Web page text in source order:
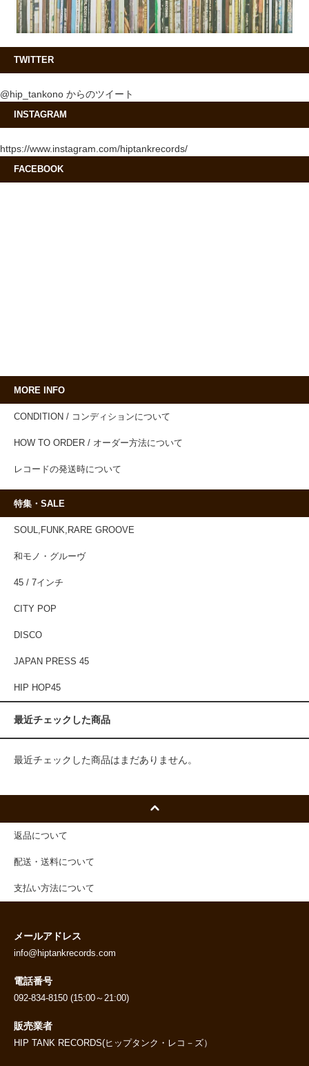
TWITTER
@hip_tankono からのツイート
INSTAGRAM
https://www.instagram.com/hiptankrecords/
FACEBOOK
MORE INFO
CONDITION / コンディションについて
HOW TO ORDER / オーダー方法について
レコードの発送時について
特集・SALE
SOUL,FUNK,RARE GROOVE
和モノ・グルーヴ
45 / 7インチ
CITY POP
DISCO
JAPAN PRESS 45
HIP HOP45
最近チェックした商品
最近チェックした商品はまだありません。
返品について
配送・送料について
支払い方法について
メールアドレス
info@hiptankrecords.com
電話番号
092-834-8150 (15:00～21:00)
販売業者
HIP TANK RECORDS(ヒップタンク・レコ－ズ）